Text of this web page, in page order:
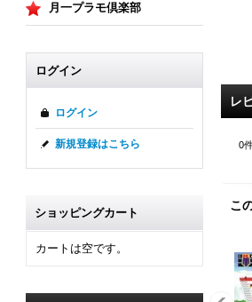
月一プラモ倶楽部
ログイン
ログイン
新規登録はこちら
ショッピングカート
カートは空です。
レ
0
こ